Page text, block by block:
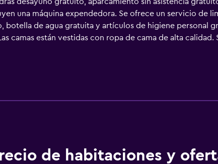
una máquina expendedora. Se ofrece un servicio de
botella de agua gratuita y artículos de higiene personal
camas están vestidas con ropa de cama de alta calidad.
con ducha con cabezal de ducha tipo lluvia,
con una velocidad de 100 Mbps o más (para 1 o 2
de habitaciones y